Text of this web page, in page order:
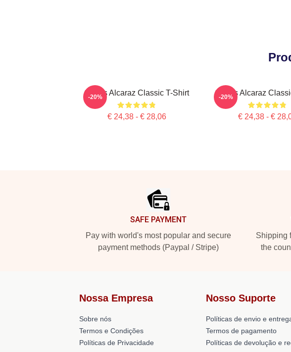
Carlos Alcaraz Classic T-Shirt
€ 24,38 - € 28,06
-20% Carlos Alcaraz
€ 24,38 - €
-20%
SAFE PAYMENT
Pay with world's most popular and secure
payment methods (Paypal / Stripe)
Shipping
the
Nossa Empresa
Sobre nós
Termos e Condições
Políticas de Privacidade
Nosso Suporte
Políticas de envio e
Termos de pagamento
Políticas de devolução e